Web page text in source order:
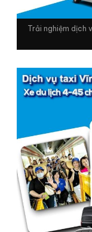
Trải nghiệm dịch